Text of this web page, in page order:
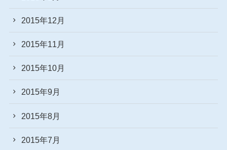
2015年12月
2015年11月
2015年10月
2015年9月
2015年8月
2015年7月